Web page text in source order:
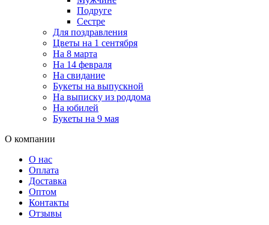
Подруге
Сестре
Для поздравления
Цветы на 1 сентября
На 8 марта
На 14 февраля
На свидание
Букеты на выпускной
На выписку из роддома
На юбилей
Букеты на 9 мая
О компании
О нас
Оплата
Доставка
Оптом
Контакты
Отзывы